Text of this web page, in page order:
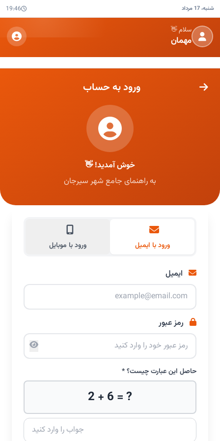
شنبه، 17 مرداد 19:46
سلام 👋
مهمان
ورود به حساب
خوش آمدید! 👋
به راهنمای جامع شهر سیرجان
ورود با ایمیل ورود با موبایل
ایمیل
رمز عبور
حاصل این عبارت چیست؟ *
2 + 6 = ?